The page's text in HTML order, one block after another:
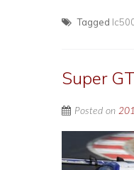
Tagged
Super
Posted on